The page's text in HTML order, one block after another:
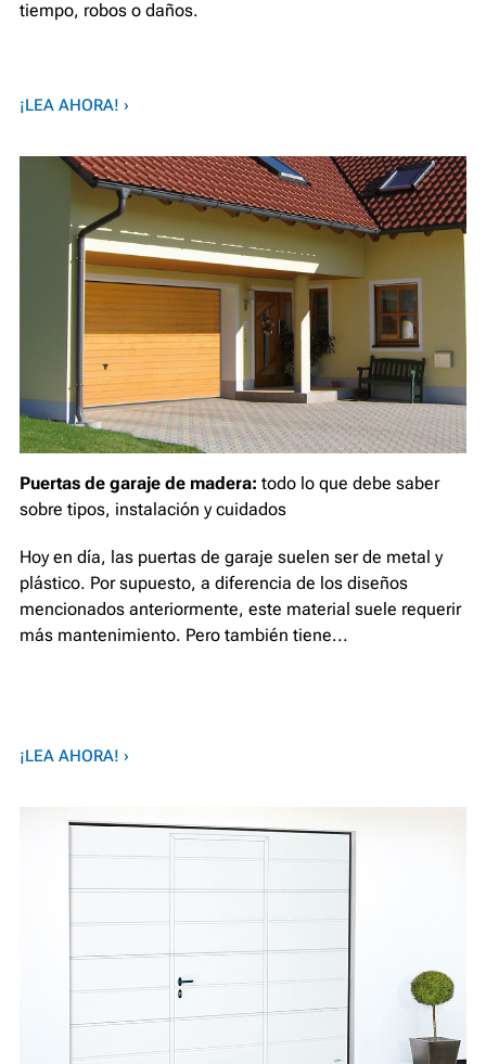
tiempo, robos o daños.
¡LEA AHORA! ›
Puertas de garaje de madera: todo lo que debe saber
sobre tipos, instalación y cuidados
Hoy en día, las puertas de garaje suelen ser de metal y
plástico. Por supuesto, a diferencia de los diseños
mencionados anteriormente, este material suele requerir
más mantenimiento. Pero también tiene...
¡LEA AHORA! ›